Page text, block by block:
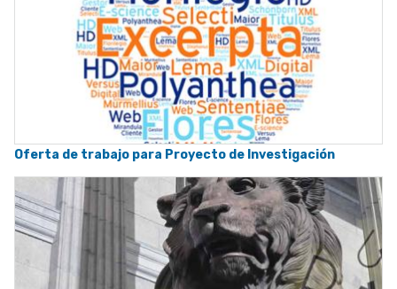
Oferta de trabajo para Proyecto de Investigación